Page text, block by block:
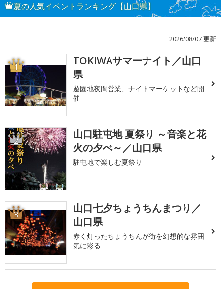
夏の人気イベントランキング【山口県】
2026/08/07 更新
1
TOKIWAサマーナイト／山口
県
遊園地夜間営業、ナイトマーケットなど開
催
2
山口駐屯地 夏祭り ～音楽と花
火の夕べ～／山口県
駐屯地で楽しむ夏祭り
3
山口七夕ちょうちんまつり／
山口県
赤く灯ったちょうちんが街を幻想的な雰囲
気に彩る